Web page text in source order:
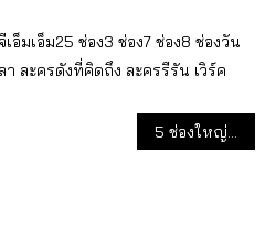
จีเอ็มเอ็ม25 ช่อง3 ช่อง7 ช่อง8 ช่องวัน
า ละครดังที่คิดถึง ละครรีรัน เวิร์ค
5 ช่องใหญ่เรตติ้งสูง รับสมัครงานหลายตำแหน่ง